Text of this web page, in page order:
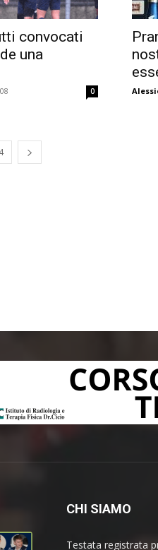
convocati
una
0
CHI SIAMO
Testata registrata